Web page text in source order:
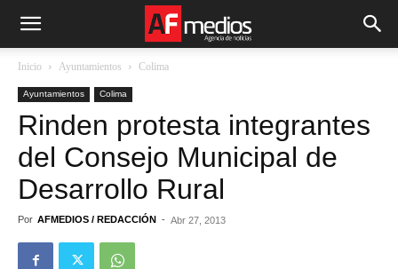
Inicio Ayuntamientos Colima
Ayuntamientos Colima
Rinden protesta integrantes
del Consejo Municipal de
Desarrollo Rural
Por AFMEDIOS / REDACCIÓN - Abr 27, 2013